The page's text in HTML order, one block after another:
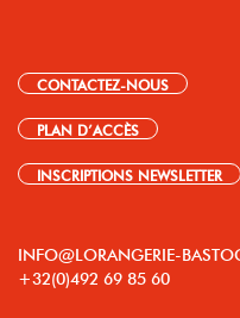
CONTACTEZ-NOUS
PLAN D’ACCÈS
INSCRIPTIONS NEWSLETTER
INFO@LORANGERIE-
+32(0)492 69 85 60